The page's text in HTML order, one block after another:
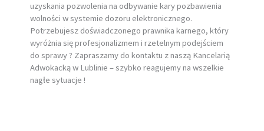
uzyskania pozwolenia na odbywanie kary pozbawienia
wolności w systemie dozoru elektronicznego.
Potrzebujesz doświadczonego prawnika karnego, który
wyróżnia się profesjonalizmem i rzetelnym podejściem
do sprawy ? Zapraszamy do kontaktu z naszą Kancelarią
Adwokacką w Lublinie – szybko reagujemy na wszelkie
nagłe sytuacje !